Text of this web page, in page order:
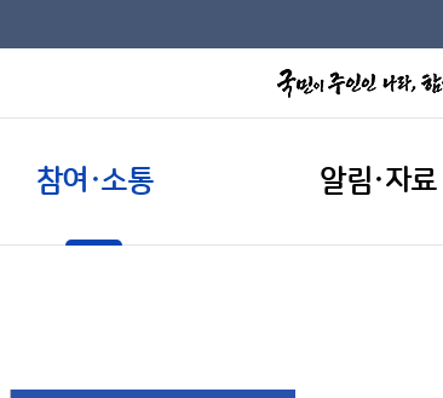
참여·소통 알림·자료